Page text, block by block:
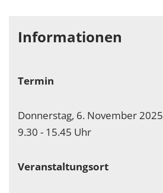
Informationen
Termin
Donnerstag, 6. November 2025
9.30 - 15.45 Uhr
Veranstaltungsort